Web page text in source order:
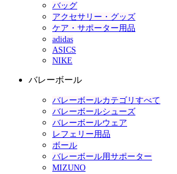
バッグ
アクセサリー・グッズ
ケア・サポーター用品
adidas
ASICS
NIKE
バレーボール
バレーボールカテゴリすべて
バレーボールシューズ
バレーボールウェア
レフェリー用品
ボール
バレーボール用サポーター
MIZUNO